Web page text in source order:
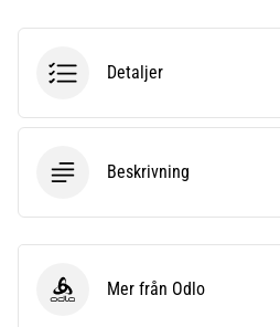
orsakerna
plantar
Vad
beror
Detaljer
Beskrivning
Odlo Mer från Odlo